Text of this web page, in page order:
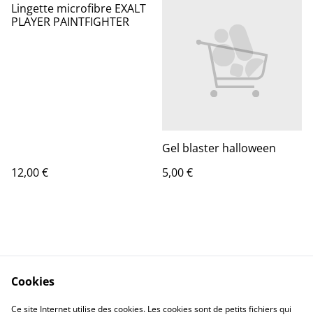
Lingette microfibre EXALT
PLAYER PAINTFIGHTER
12,00 €
Gel blaster halloween
5,00 €
Contact Us
Legal Terms
Cookies
Ce site Internet utilise des cookies. Les cookies sont de petits fichiers qui